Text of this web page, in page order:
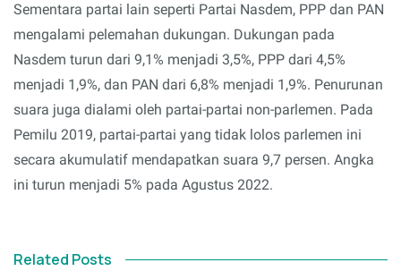
Sementara partai lain seperti Partai Nasdem, PPP dan PAN
mengalami pelemahan dukungan. Dukungan pada
Nasdem turun dari 9,1% menjadi 3,5%, PPP dari 4,5%
menjadi 1,9%, dan PAN dari 6,8% menjadi 1,9%. Penurunan
suara juga dialami oleh partai-partai non-parlemen. Pada
Pemilu 2019, partai-partai yang tidak lolos parlemen ini
secara akumulatif mendapatkan suara 9,7 persen. Angka
ini turun menjadi 5% pada Agustus 2022.
Related Posts